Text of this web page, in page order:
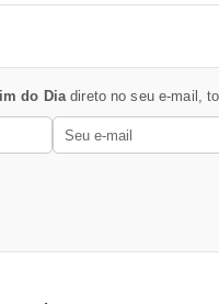
do Dia direto no seu e-mail,